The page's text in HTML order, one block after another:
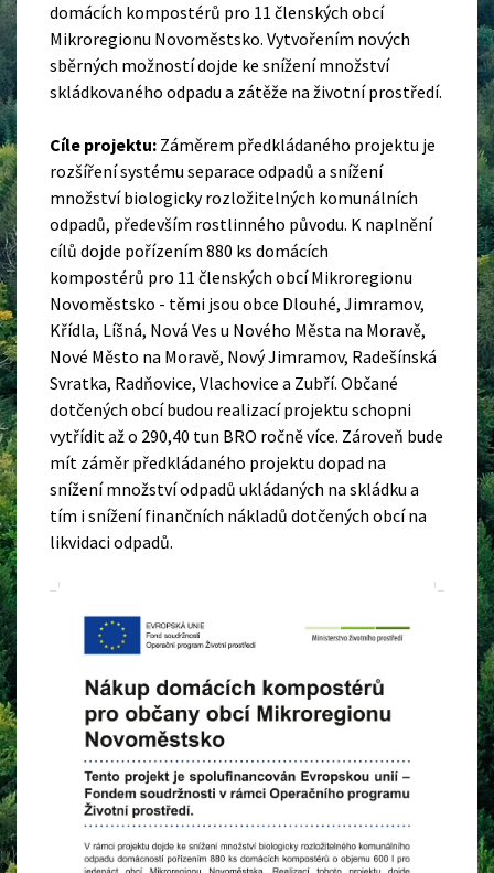
domácích kompostérů pro 11 členských obcí
Mikroregionu Novoměstsko. Vytvořením nových
sběrných možností dojde ke snížení množství
skládkovaného odpadu a zátěže na životní prostředí.
Cíle projektu: Záměrem předkládaného projektu je
rozšíření systému separace odpadů a snížení
množství biologicky rozložitelných komunálních
odpadů, především rostlinného původu. K naplnění
cílů dojde pořízením 880 ks domácích
kompostérů pro 11 členských obcí Mikroregionu
Novoměstsko - těmi jsou obce Dlouhé, Jimramov,
Křídla, Líšná, Nová Ves u Nového Města na Moravě,
Nové Město na Moravě, Nový Jimramov, Radešínská
Svratka, Radňovice, Vlachovice a Zubří. Občané
dotčených obcí budou realizací projektu schopni
vytřídit až o 290,40 tun BRO ročně více. Zároveň bude
mít záměr předkládaného projektu dopad na
snížení množství odpadů ukládaných na skládku a
tím i snížení finančních nákladů dotčených obcí na
likvidaci odpadů.